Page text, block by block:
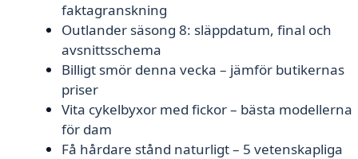
faktagranskning
Outlander säsong 8: släppdatum, final och
avsnittsschema
Billigt smör denna vecka – jämför butikernas
priser
Vita cykelbyxor med fickor – bästa modellerna
för dam
Få hårdare stånd naturligt – 5 vetenskapliga